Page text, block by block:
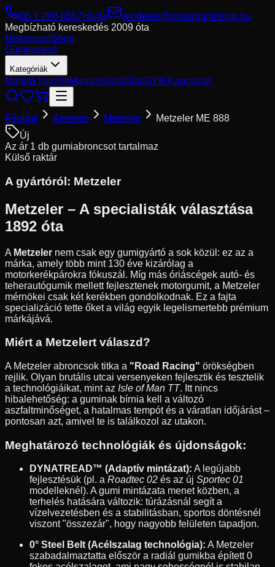
06 1 280 6567Hívás
rendeles@motorgumishop.hu
Megbízható kereskedés 2009 óta
MotorgumiShop
Gumikereső
Kategóriák
MárkákTömlőkMagazinSzállításGYIKKapcsolat
Főoldal Keresés Metzeler
Metzeler ME 888
Új
Az ár 1 db gumiabroncsot tartalmaz
Külső raktár
A gyártóról: Metzeler
Metzeler – A specialisták választása
1892 óta
A Metzeler nem csak egy gumigyártó a sok közül: ez az a
márka, amely több mint 130 éve kizárólag a
motorkerékpárokra fókuszál. Míg más óriáscégek autó- és
teherautógumik mellett fejlesztenek motorgumit, a Metzeler
mérnökei csak két kerékben gondolkodnak. Ez a fajta
specializáció tette őket a világ egyik legelismertebb prémium
márkájává.
Miért a Metzelert válaszd?
A Metzeler abroncsok titka a "Road Racing" örökségben
rejlik. Olyan brutális utcai versenyeken fejlesztik és tesztelik
a technológiáikat, mint az Isle of Man TT. Itt nincs
hibalehetőség: a guminak bírnia kell a változó
aszfaltminőséget, a hatalmas tempót és a váratlan időjárást –
pontosan azt, amivel te is találkozol az utakon.
Meghatározó technológiák és újdonságok:
DYNATREAD™ (Adaptív mintázat): A legújabb
fejlesztésük (pl. a Roadtec 02 és az új Sportec 01
modelleknél). A gumi mintázata menet közben, a
terhelés hatására változik: túrázásnál segít a
vízelvezetésben és a stabilitásban, sportos döntésnél
viszont "összezár", hogy nagyobb felületen tapadjon.
0° Steel Belt (Acélszalag technológia): A Metzeler
szabadalmaztatta először a radiál gumikba épített 0